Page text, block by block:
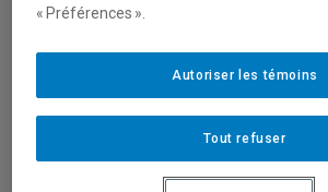
PAGE PERSONNELLE
AXE DE RECHERCHE
Travail et emploi
« Préférences ».
Tout refuser
Autoriser les témoins